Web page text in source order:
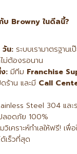
บ Browny ในดีลนี้?
วัน: ระบบเรามาตรฐานเ
ม่ต้องรอนาน
: มีทีม Franchise
ร้าน และมี Call
Steel 304 และ
ลอดภัย 100%
วิเคราะห์ทำเลให้ฟรี! เพื่
เร็วที่สุด